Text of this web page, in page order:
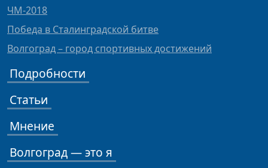
ЧМ-2018
Победа в Сталинградской битве
Волгоград – город спортивных достижений
Подробности
Статьи
Мнение
Волгоград — это я